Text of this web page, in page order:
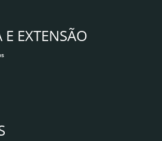
E EXTENSÃO